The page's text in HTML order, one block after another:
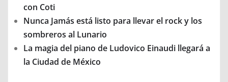
con Coti
Nunca Jamás está listo para llevar el rock y los
sombreros al Lunario
La magia del piano de Ludovico Einaudi llegará a
la Ciudad de México